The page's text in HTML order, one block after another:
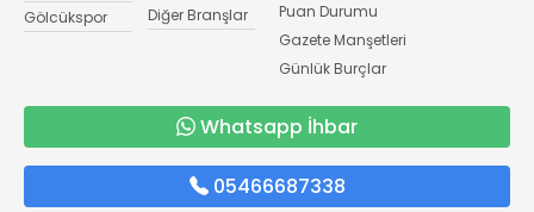
Gölcükspor
Diğer Branşlar
Puan Durumu
Gazete Manşetleri
Günlük Burçlar
Whatsapp İhbar
05466687338